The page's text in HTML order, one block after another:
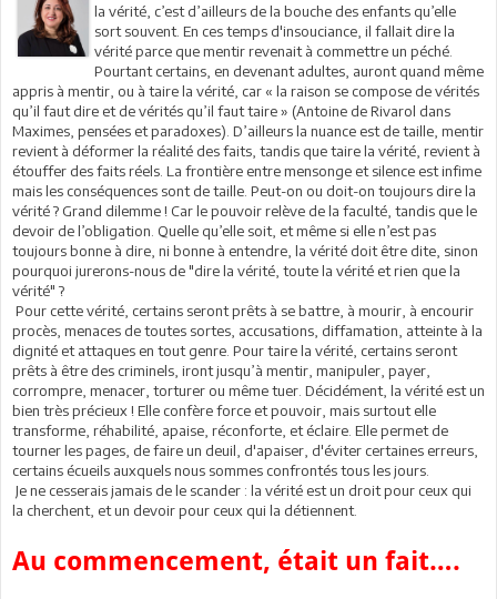
la vérité, c’est d’ailleurs de la bouche des enfants qu’elle
sort souvent. En ces temps d'insouciance, il fallait dire la
vérité parce que mentir revenait à commettre un péché.
Pourtant certains, en devenant adultes, auront quand même
appris à mentir, ou à taire la vérité, car « la raison se compose de vérités
qu’il faut dire et de vérités qu’il faut taire » (Antoine de Rivarol dans
Maximes, pensées et paradoxes). D’ailleurs la nuance est de taille, mentir
revient à déformer la réalité des faits, tandis que taire la vérité, revient à
étouffer des faits réels. La frontière entre mensonge et silence est infime
mais les conséquences sont de taille. Peut-on ou doit-on toujours dire la
vérité ? Grand dilemme ! Car le pouvoir relève de la faculté, tandis que le
devoir de l’obligation. Quelle qu’elle soit, et même si elle n’est pas
toujours bonne à dire, ni bonne à entendre, la vérité doit être dite, sinon
pourquoi jurerons-nous de "dire la vérité, toute la vérité et rien que la
vérité" ?
Pour cette vérité, certains seront prêts à se battre, à mourir, à encourir
procès, menaces de toutes sortes, accusations, diffamation, atteinte à la
dignité et attaques en tout genre. Pour taire la vérité, certains seront
prêts à être des criminels, iront jusqu’à mentir, manipuler, payer,
corrompre, menacer, torturer ou même tuer. Décidément, la vérité est un
bien très précieux ! Elle confère force et pouvoir, mais surtout elle
transforme, réhabilité, apaise, réconforte, et éclaire. Elle permet de
tourner les pages, de faire un deuil, d'apaiser, d'éviter certaines erreurs,
certains écueils auxquels nous sommes confrontés tous les jours.
Je ne cesserais jamais de le scander : la vérité est un droit pour ceux qui
la cherchent, et un devoir pour ceux qui la détiennent.
Au commencement, était un fait….